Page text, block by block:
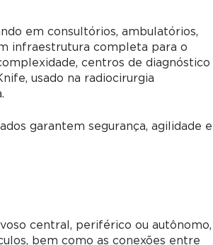
em consultórios, ambulatórios,
infraestrutura completa para o
centros de diagnóstico
usado na radiocirurgia
garantem segurança, agilidade e
central, periférico ou autônomo,
bem como as conexões entre